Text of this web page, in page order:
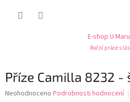
E-shop U
Ruční práce s
Příze Camilla 8232 -
Průměrné
Neohodnoceno Podrobnosti hodnocení